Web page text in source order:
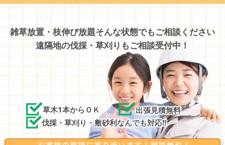
雑草放置・枝伸び放題そんな状態でもご相談ください
遠隔地の伐採・草刈りもご相談受付中！
草木1本からＯＫ
出張見積無料
伐採・草刈り・敷砂利なんでも対応!!